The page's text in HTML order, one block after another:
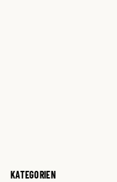
KATEGORIEN